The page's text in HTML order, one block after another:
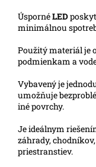
ÚspornéLED
minimálnou
Použitý materiál je
podmienkam a
Vybavený je
umožňuje
iné povrchy.
Je ideálnym
záhrady,
priestranstiev.